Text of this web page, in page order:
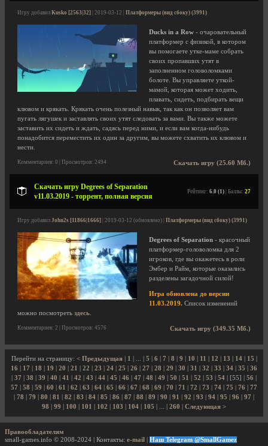
Игру добавил Kusko [2563|32] | 2019-03-12 | Платформеры (вид сбоку) (3991)
Ducks in a Row - очаровательный
платформер с физикой, в котором
вы помогаете утке-маме собрать
своих пропавших утят в
заполненном головоломками
болоте. Вы управляете уткой-
мамой, которая может ходить,
плавать, сидеть, подбирать вещи
клювом и крякать. Крякать очень полезный навык, так как он позволяет вам
пугать лягушек и заставлять своих утят следовать за вами. Вы также можете
заставить их сидеть и ждать, садясь перед ними, и если вам когда-нибудь
понадобится переместить их один за другим, вы можете схватить их клювом и
нести.
Скачать игру (25.60 Мб.)
Комментариев: 0 | Просмотров: 2494
Скачать игру Degrees of Separation
v11.03.2019 - торрент, полная версия
Рейтинг: 6.0 (1) | Баллы: 27
Игру добавил John2s [11866|1666] | 2019-03-12 (обновлено) | Платформеры (вид сбоку) (3991)
Degrees of Separation - красочный
платформер-головоломка для 2
игроков, где вы окажетесь в роли
Эмбер и Райм, которые оказались
разделены загадочной силой!
Игра обновлена до версии
11.03.2019. Список изменений
можно посмотреть здесь
Скачать игру (349.35 Мб.)
Комментариев: 2 | Просмотров: 4576
Перейти на страницу: < Предыдущая| 1 5 6 7 8 9 10 11 12 13 14| 15
16
17 18 19 20 21 22 23 24 25 26 27 28 29 30 31 32 33 34 35
36
37 38 39 40 41 42 43 44 45 46 47 48 49 50 51 52 53 54 | [55] | 56
57
58 59 60 61 62 63 64 65 66 67 68 69 70 71 72 73 74 75 76
77
78 79 80 81 82 83 84 85 86 87 88 89 90 91 92 93 94 95 96 97
98
99 100 101 102 103 104 105 260 Следующая >
Правообладателям
small-games.info © 2008-2024 | Контакты: e-mail Наш Telegram @SmallGamez